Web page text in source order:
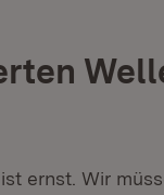
ernst. Wir